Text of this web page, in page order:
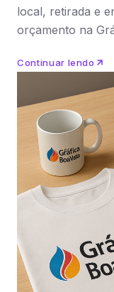
local, retirada e
orçamento na
Continuar lendo